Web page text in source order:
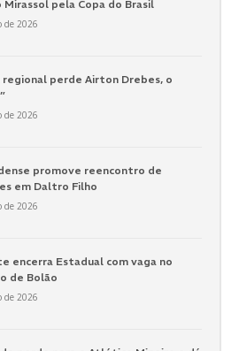
Mirassol pela Copa do Brasil
de 2026
perde Airton Drebes, o
de 2026
promove reencontro de
em Daltro Filho
de 2026
encerra Estadual com vaga no
de Bolão
de 2026